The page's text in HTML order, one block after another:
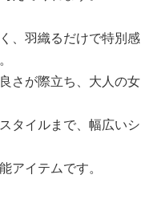
、羽織るだけで特別感
さが際立ち、大人の女
タイルまで、幅広いシ
アイテムです。